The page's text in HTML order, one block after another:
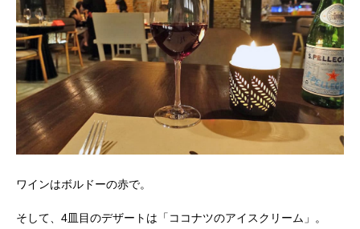
ワインはボルドーの赤で。
そして、4皿目のデザートは「ココナツのアイスクリーム」。